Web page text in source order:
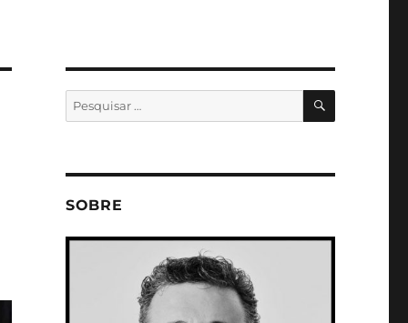
Pesquisar
por:
SOBRE